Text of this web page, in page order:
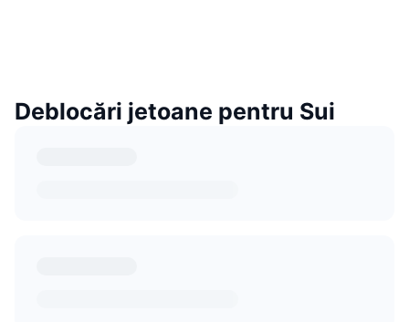
Deblocări jetoane pentru Sui